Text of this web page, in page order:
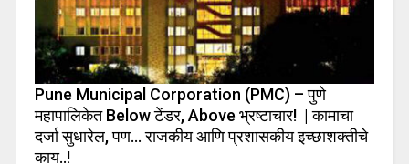
Pune Municipal Corporation (PMC) – पुणे
महापालिकेत Below टेंडर, Above भ्रष्टाचार! | कामाचा
दर्जा सुधारेल, पण… राजकीय आणि प्रशासकीय इच्छाशक्तीचे
काय..!